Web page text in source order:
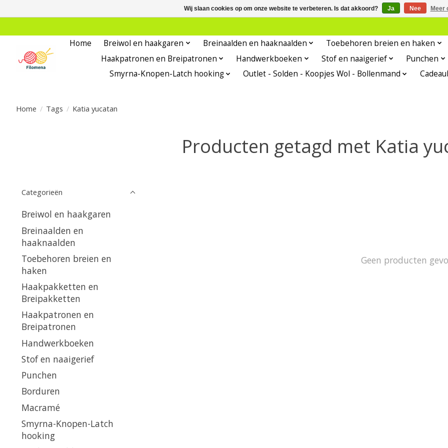
Home Breiwol en haakgaren Breinaalden en haaknaalden Toebehoren breien en haken
Haakpatronen en Breipatronen
Handwerkboeken Stof en naaigerief Punchen
Smyrna-Knopen-Latch hooking
Outlet - Solden - Koopjes Wol - Bollenmand
Home / Tags / Katia yucatan
Producten getagd met Katia
Categorieën
Breiwol en haakgaren
Breinaalden en
haaknaalden
Toebehoren breien en
haken
Haakpakketten en
Breipakketten
Haakpatronen en
Breipatronen
Handwerkboeken
Stof en naaigerief
Punchen
Borduren
Macramé
Smyrna-Knopen-Latch
hooking
Geen producten
Wij slaan cookies op om onze website te verbeteren. Is dat akkoord? Ja Nee Meer